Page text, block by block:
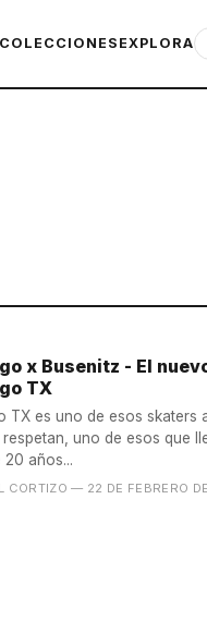
COLECCIONES EXPLORA
x Busenitz - El
TX
TX es uno de esos skaters
respetan, uno de esos que
20 años...
CORTIZO — 22 DE FEBRERO